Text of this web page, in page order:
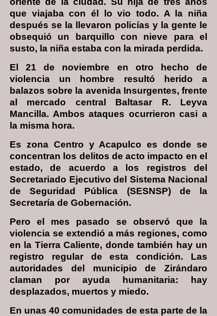
que viajaba con él lo vio todo. A la niña
después se la llevaron policías y la gente le
obsequió un barquillo con nieve para el
susto, la niña estaba con la mirada perdida.
El 21 de noviembre en otro hecho de
violencia un hombre resultó herido a
balazos sobre la avenida Insurgentes, frente
al mercado central Baltasar R. Leyva
Mancilla. Ambos ataques ocurrieron casi a
la misma hora.
Es zona Centro y Acapulco es donde se
concentran los delitos de acto impacto en el
estado, de acuerdo a los registros del
Secretariado Ejecutivo del Sistema Nacional
de Seguridad Pública (SESNSP) de la
Secretaría de Gobernación.
Pero el mes pasado se observó que la
violencia se extendió a más regiones, como
en la Tierra Caliente, donde también hay un
registro regular de esta condición. Las
autoridades del municipio de Zirándaro
claman por ayuda humanitaria: hay
desplazados, muertos y miedo.
En unas 40 comunidades de esta parte de la